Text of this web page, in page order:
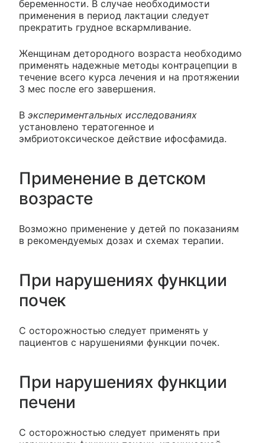
беременности. В случае необходимости
применения в период лактации следует
прекратить грудное вскармливание.
Женщинам детородного возраста необходимо
применять надежные методы контрацепции в
течение всего курса лечения и на протяжении
3 мес после его завершения.
В экспериментальных исследованиях
установлено тератогенное и
эмбриотоксическое действие ифосфамида.
Применение в детском
возрасте
Возможно применение у детей по показаниям
в рекомендуемых дозах и схемах терапии.
При нарушениях функции
почек
С осторожностью следует применять у
пациентов с нарушениями функции почек.
При нарушениях функции
печени
С осторожностью следует применять при